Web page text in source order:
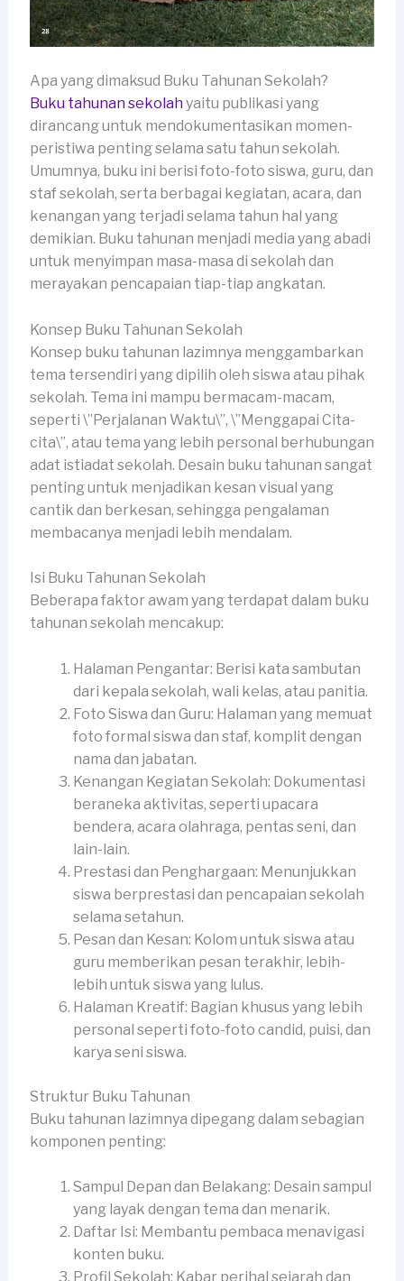
Apa yang dimaksud Buku Tahunan Sekolah?
Buku tahunan sekolahyaitu publikasi yang
dirancang untuk mendokumentasikan momen-
peristiwa penting selama satu tahun sekolah.
Umumnya, buku ini berisi foto-foto siswa, guru, dan
staf sekolah, serta berbagai kegiatan, acara, dan
kenangan yang terjadi selama tahun hal yang
demikian. Buku tahunan menjadi media yang abadi
untuk menyimpan masa-masa di sekolah dan
merayakan pencapaian tiap-tiap angkatan.
Konsep Buku Tahunan Sekolah
Konsep buku tahunan lazimnya menggambarkan
tema tersendiri yang dipilih oleh siswa atau pihak
sekolah. Tema ini mampu bermacam-macam,
seperti \”Perjalanan Waktu\”, \”Menggapai Cita-
cita\”, atau tema yang lebih personal berhubungan
adat istiadat sekolah. Desain buku tahunan sangat
penting untuk menjadikan kesan visual yang
cantik dan berkesan, sehingga pengalaman
membacanya menjadi lebih mendalam.
Isi Buku Tahunan Sekolah
Beberapa faktor awam yang terdapat dalam buku
tahunan sekolah mencakup:
Halaman Pengantar: Berisi kata sambutan
dari kepala sekolah, wali kelas, atau panitia.
Foto Siswa dan Guru: Halaman yang memuat
foto formal siswa dan staf, komplit dengan
nama dan jabatan.
Kenangan Kegiatan Sekolah: Dokumentasi
beraneka aktivitas, seperti upacara
bendera, acara olahraga, pentas seni, dan
lain-lain.
Prestasi dan Penghargaan: Menunjukkan
siswa berprestasi dan pencapaian sekolah
selama setahun.
Pesan dan Kesan: Kolom untuk siswa atau
guru memberikan pesan terakhir, lebih-
lebih untuk siswa yang lulus.
Halaman Kreatif: Bagian khusus yang lebih
personal seperti foto-foto candid, puisi, dan
karya seni siswa.
Struktur Buku Tahunan
Buku tahunan lazimnya dipegang dalam sebagian
komponen penting:
Sampul Depan dan Belakang: Desain sampul
yang layak dengan tema dan menarik.
Daftar Isi: Membantu pembaca menavigasi
konten buku.
Profil Sekolah: Kabar perihal sejarah dan